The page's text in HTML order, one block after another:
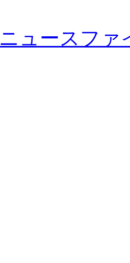
ニュースファ